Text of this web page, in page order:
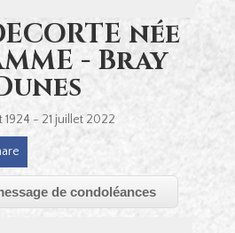
née
- Bray
1924 - 21 juillet 2022
de condoléances